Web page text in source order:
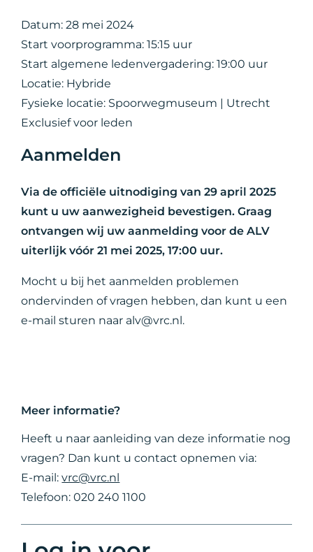
Datum: 28 mei 2024
Start voorprogramma: 15:15 uur
Start algemene ledenvergadering: 19:00 uur
Locatie: Hybride
Fysieke locatie: Spoorwegmuseum | Utrecht
Exclusief voor leden
Aanmelden
Via de officiële uitnodiging van 29 april 2025
kunt u uw aanwezigheid bevestigen. Graag
ontvangen wij uw aanmelding voor de ALV
uiterlijk vóór 21 mei 2025, 17:00 uur.
Mocht u bij het aanmelden problemen
ondervinden of vragen hebben, dan kunt u een
e-mail sturen naar alv@vrc.nl.
Meer informatie?
Heeft u naar aanleiding van deze informatie nog
vragen? Dan kunt u contact opnemen via:
E-mail:vrc@vrc.nl
Telefoon: 020 240 1100